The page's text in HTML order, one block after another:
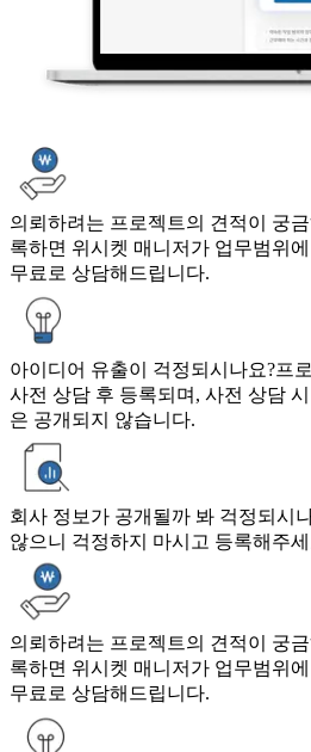
의뢰하려는 프로젝트의 견적이 궁
록하면 위시켓 매니저가 업무범위
무료로 상담해드립니다.
아이디어 유출이 걱정되시나요?프
사전 상담 후 등록되며, 사전 상담
은 공개되지 않습니다.
회사 정보가 공개될까 봐 걱정되시
않으니 걱정하지 마시고 등록해주
의뢰하려는 프로젝트의 견적이 궁
록하면 위시켓 매니저가 업무범위
무료로 상담해드립니다.